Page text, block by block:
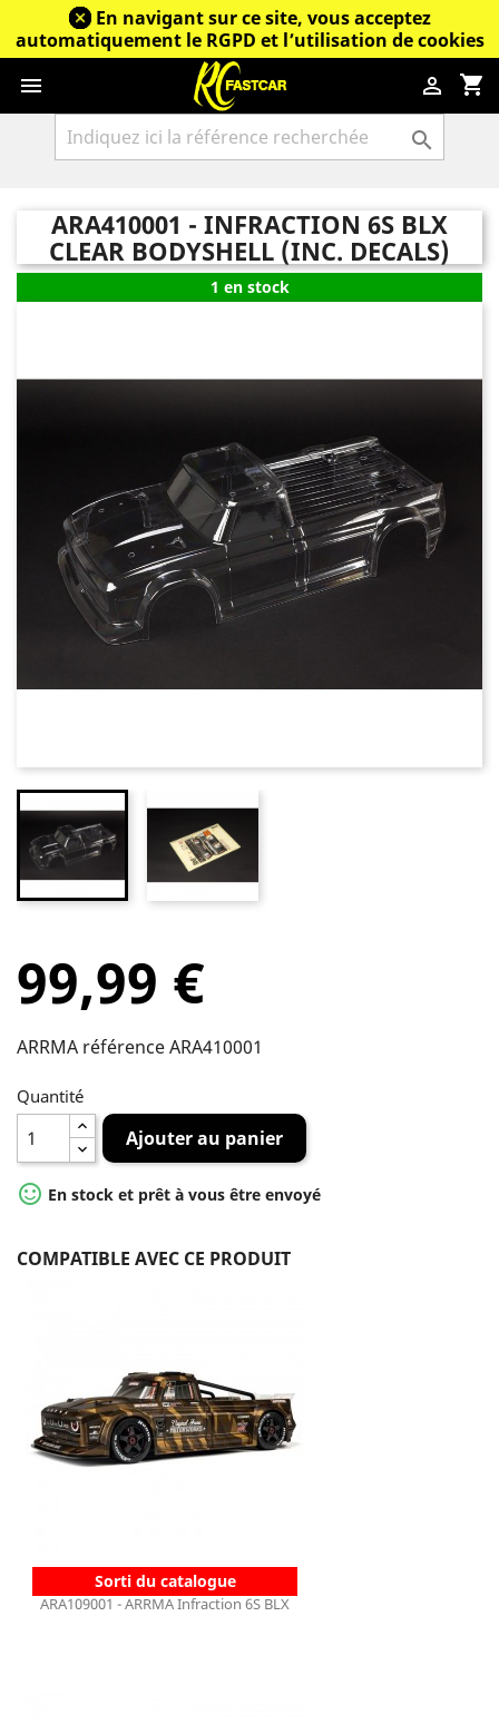
En navigant sur ce site, vous acceptez
automatiquement le RGPD et l’utilisation de cookies
 shopping_cart


ARA410001 - INFRACTION 6S BLX
CLEAR BODYSHELL (INC. DECALS)
1 en stock
99,99 €
ARRMA référence ARA410001
Quantité
Ajouter au panier
 En stock et prêt à vous être envoyé
COMPATIBLE AVEC CE PRODUIT
Sorti du catalogue
ARA109001 - ARRMA Infraction 6S BLX